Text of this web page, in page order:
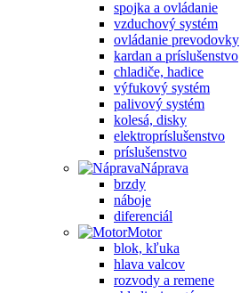
spojka a ovládanie
vzduchový systém
ovládanie prevodovky
kardan a príslušenstvo
chladiče, hadice
výfukový systém
palivový systém
kolesá, disky
elektropríslušenstvo
príslušenstvo
Náprava
brzdy
náboje
diferenciál
Motor
blok, kľuka
hlava valcov
rozvody a remene